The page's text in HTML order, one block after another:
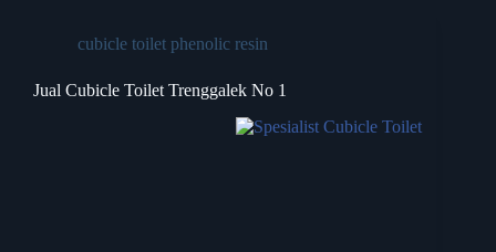
cubicle toilet phenolic resin
Jual Cubicle Toilet Trenggalek No 1